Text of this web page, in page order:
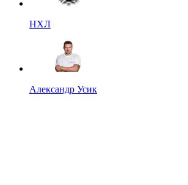
НХЛ
Александр Усик